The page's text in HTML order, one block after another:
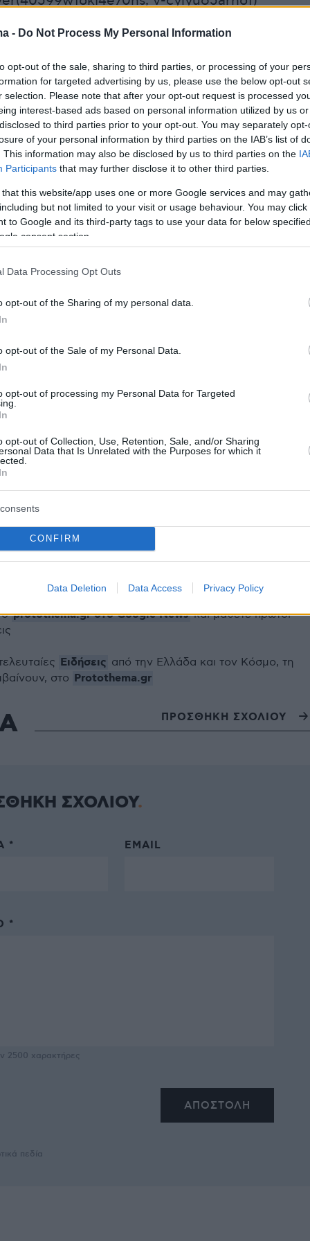
- Do Not Process My Personal Information
opt-out of the sale, sharing to third parties, or processing of your
for targeted advertising by us, please use the below opt-out
selection. Please note that after your opt-out request is processed
interest-based ads based on personal information utilized by us
to third parties prior to your opt-out. You may separately
of your personal information by third parties on the IAB’s list of
This information may also be disclosed by us to third parties on the
Participants that may further disclose it to other third parties.
that this website/app uses one or more Google services and may
but not limited to your visit or usage behaviour. You may
to Google and its third-party tags to use your data for below
consent section.
Data Processing Opt Outs
opt-out of the Sharing of my personal data.
opt-out of the Sale of my Personal Data.
opt-out of processing my Personal Data for Targeted
opt-out of Collection, Use, Retention, Sale, and/or Sharing
Data that Is Unrelated with the Purposes for which it
CONFIRM
Data Deletion Data Access Privacy Policy
το βράδυ. Κάπως αυτό συντηρεί και την
μας. Ούτως ή άλλως, εμείς βρισκόμαστε μια
στη συνέχεια, αυτός είναι ο τρόπος τους
ζωντανή τη μνήμη του Πάνου Νάτση.
αυτό σε όλες τις δουλειές. Αυτή τη βραδιά
Δίνουμε κουράγιο, συντηρούμε τη
έτσι. Χαίρομαι να βλέπω τον Πάνο που
κλείνοντας.
στον σκιτσογράφο Ηλία Μακρή με
- Μιλάει για «βοθρολύματα»
ευρώ στην εταιρεία FrieslandCampina
κερδοφορία στο βρεφικό γάλα
να κρυφτεί πριν τον
- Τα νέα στοιχεία για το έγκλημα στο
protothema.gr στο Google Newsκαι μάθετε πρώτοι
Ειδήσεις από την Ελλάδα και τον Κόσμο, τη
στο Protothema.gr
ΠΡΟΣΘΗΚΗ ΣΧΟΛΙΟΥ
ΣΧΟΛΙΟΥ
* EMAIL
*
2500 χαρακτήρες
πεδία